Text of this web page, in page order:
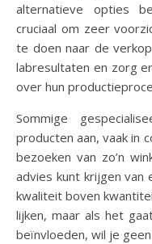
alternatieve opties
cruciaal om zeer
te doen naar de
labresultaten en zorg
over hun
Sommige
producten aan, vaak in
bezoeken van zo’n
advies kunt krijgen
kwaliteit boven
lijken, maar als het
beïnvloeden, wil je geen